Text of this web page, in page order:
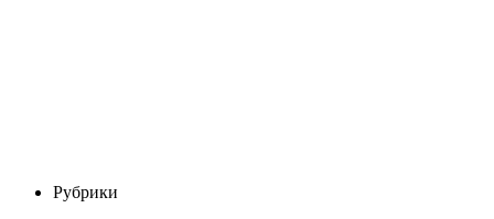
Рубрики